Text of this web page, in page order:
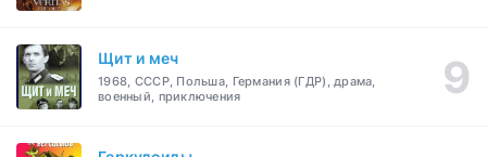
Щит и меч
1968, СССР, Польша, Германия (ГДР), драма,
военный, приключения